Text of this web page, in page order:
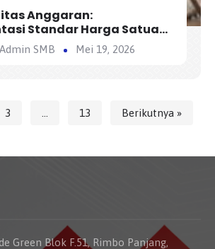
Anggaran:
Standar Harga Satuan
dalam Konstruksi
SMB Mei 19, 2026
3 13 Berikutnya »
Green Blok F.51, Rimbo Panjang,